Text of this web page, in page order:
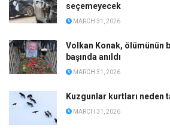
seçemeyecek
MARCH 31, 2026
Volkan Konak, ölümünün
başında anıldı
MARCH 31, 2026
Kuzgunlar kurtları neden
MARCH 31, 2026